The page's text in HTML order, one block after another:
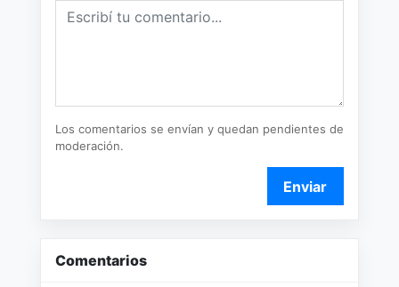
Los comentarios se envían y quedan pendientes de
moderación.
Enviar
Comentarios